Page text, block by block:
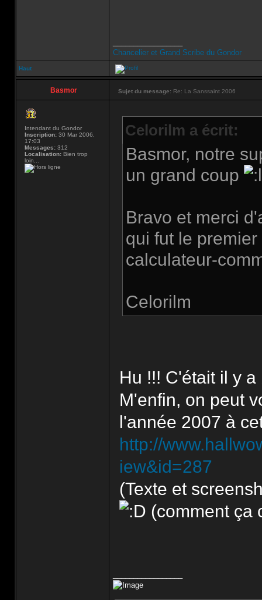
Chancelier et Grand Scribe du Gondor
Haut
Basmor Sujet du message: Re: La Sanssaint 2006
Intendant du Gondor
Inscription: 30 Mar 2006,
17:03
Messages: 312
Localisation: Bien trop
loin...
Celorilm a écrit:
Basmor, notre
un grand coup
Bravo et merci
qui fut le
calculateur-
Celorilm
Hu !!! C'était il y
M'enfin, on peut
l'année 2007 à
http://
iew&id=287
(Texte et
(comment ça